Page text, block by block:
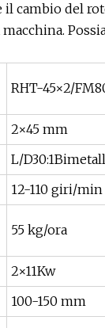
cambio del
RHT-45×2/
2×45 mm
L/
12-110 giri/min
55 kg/ora
2×11Kw
100-150 mm